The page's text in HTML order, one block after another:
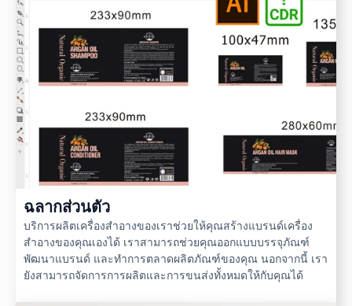
ฉลากส่วนตัว
บริการผลิตเครื่องสำอางของเราช่วยให้คุณสร้างแบรนด์เครื่อง
สำอางของคุณเองได้ เราสามารถช่วยคุณออกแบบบรรจุภัณฑ์
พัฒนาแบรนด์ และทำการตลาดผลิตภัณฑ์ของคุณ นอกจากนี้ เรา
ยังสามารถจัดการการผลิตและการขนส่งทั้งหมดให้กับคุณได้